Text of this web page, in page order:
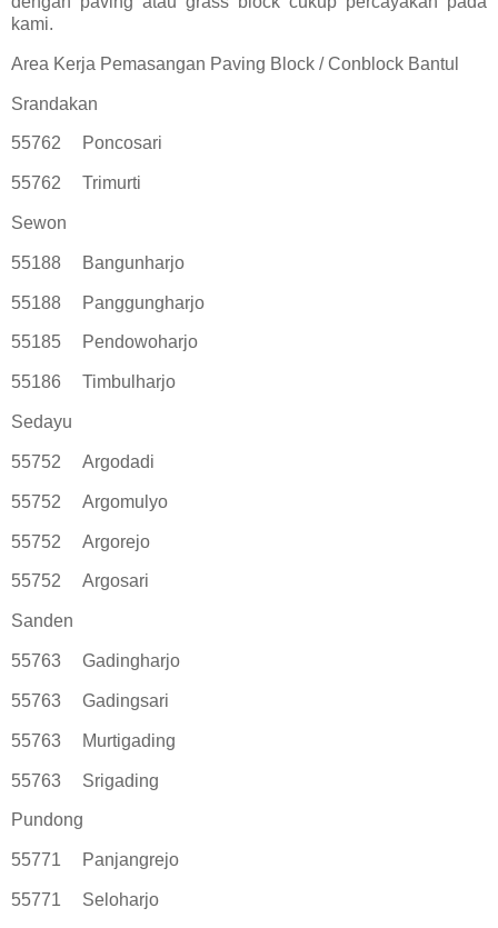
kami.
Area Kerja Pemasangan Paving Block / Conblock Bantul
Srandakan
55762 Poncosari
55762 Trimurti
Sewon
55188 Bangunharjo
55188 Panggungharjo
55185 Pendowoharjo
55186 Timbulharjo
Sedayu
55752 Argodadi
55752 Argomulyo
55752 Argorejo
55752 Argosari
Sanden
55763 Gadingharjo
55763 Gadingsari
55763 Murtigading
55763 Srigading
Pundong
55771 Panjangrejo
55771 Seloharjo